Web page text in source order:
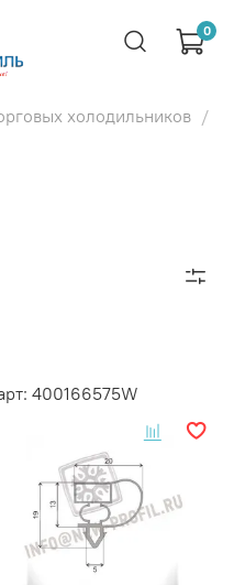
0
холодильников
400166575W